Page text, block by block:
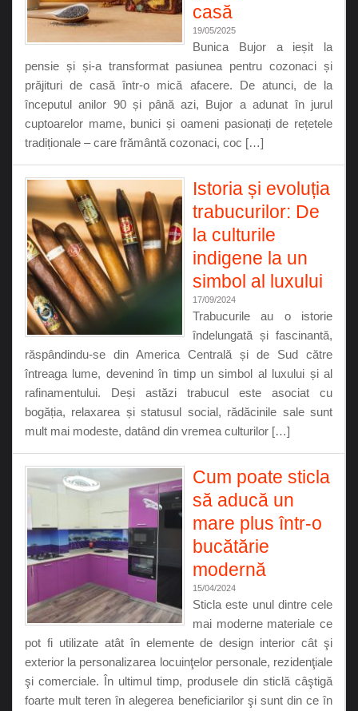
casă
19/05/2025
Bunica Bujor a ieșit la
pensie și și-a transformat pasiunea pentru cozonaci și
prăjituri de casă într-o mică afacere. De atunci, de la
începutul anilor 90 și până azi, Bujor a adunat în jurul
cuptoarelor mame, bunici și oameni pasionați de rețetele
tradiționale – care frământă cozonaci, coc […]
Istoria și evoluția
trabucurilor: De
la culturile
indigene la un
simbol al luxului
17/09/2024
Trabucurile au o istorie
îndelungată și fascinantă,
răspândindu-se din America Centrală și de Sud către
întreaga lume, devenind în timp un simbol al luxului și al
rafinamentului. Deși astăzi trabucul este asociat cu
bogăția, relaxarea și statusul social, rădăcinile sale sunt
mult mai modeste, datând din vremea culturilor […]
Cum poate sticla
să aducă un
mare plus într-o
bucătărie
modernă
15/04/2024
Sticla este unul dintre cele
mai moderne materiale ce
pot fi utilizate atât în elemente de design interior cât şi
exterior la personalizarea locuinţelor personale, rezidenţiale
şi comerciale. În ultimul timp, produsele din sticlă câştigă
foarte mult teren în alegerea beneficiarilor şi sunt din ce în